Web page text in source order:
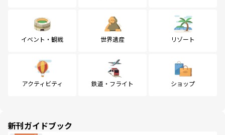
イベント・観戦 世界遺産 リゾート
アクティビティ 鉄道・フライト ショップ
新刊ガイドブック